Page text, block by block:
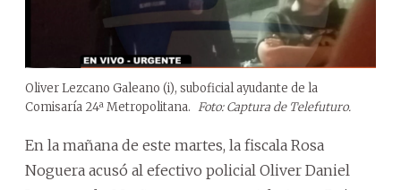
Oliver Lezcano Galeano (i), suboficial ayudante de la
Comisaría 24ª Metropolitana. Foto: Captura de Telefuturo.
En la mañana de este martes, la fiscala Rosa
Noguera acusó al efectivo policial Oliver Daniel